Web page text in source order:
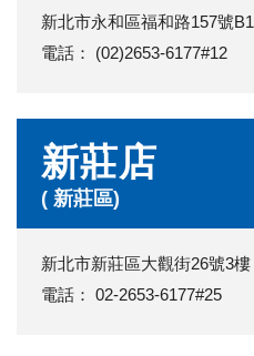
新北市永和區福和路157號B1
電話： (02)2653-6177#12
新莊店
( 新莊區)
新北市新莊區大觀街26號3樓
電話： 02-2653-6177#25